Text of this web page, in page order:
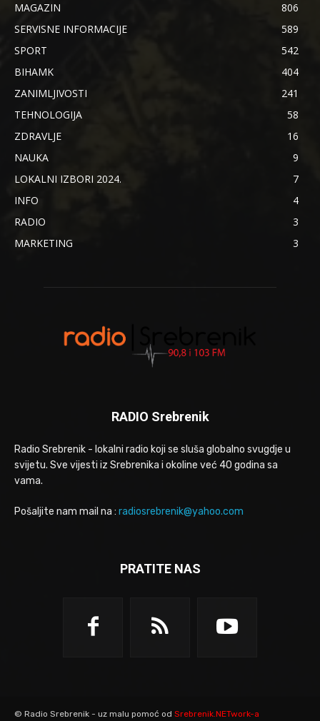
MAGAZIN
806
SERVISNE INFORMACIJE
589
SPORT
542
BIHAMK
404
ZANIMLJIVOSTI
241
TEHNOLOGIJA
58
ZDRAVLJE
16
NAUKA
9
LOKALNI IZBORI 2024.
7
INFO
4
RADIO
3
MARKETING
3
RADIO Srebrenik
Radio Srebrenik - lokalni radio koji se sluša globalno svugdje u
svijetu. Sve vijesti iz Srebrenika i okoline već 40 godina sa
vama.
Pošaljite nam mail na : radiosrebrenik@yahoo.com
PRATITE NAS
© Radio Srebrenik - uz malu pomoć od Srebrenik.NETwork-a